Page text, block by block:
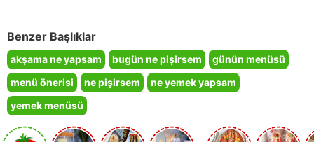
Benzer Başlıklar
akşama ne yapsam bugün ne pişirsem
günün menüsü
menü önerisi
ne pişirsem
ne yemek yapsam
yemek menüsü